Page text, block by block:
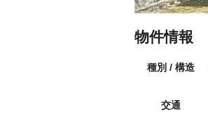
物件情報
種別 / 構造
交通